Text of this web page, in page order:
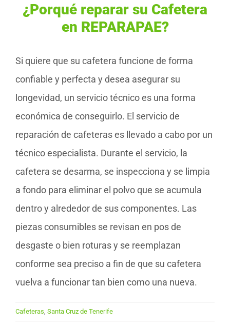
¿Porqué reparar su Cafetera
en REPARAPAE?
Si quiere que su cafetera funcione de forma
confiable y perfecta y desea asegurar su
longevidad, un servicio técnico es una forma
económica de conseguirlo. El servicio de
reparación de cafeteras es llevado a cabo por un
técnico especialista. Durante el servicio, la
cafetera se desarma, se inspecciona y se limpia
a fondo para eliminar el polvo que se acumula
dentro y alrededor de sus componentes. Las
piezas consumibles se revisan en pos de
desgaste o bien roturas y se reemplazan
conforme sea preciso a fin de que su cafetera
vuelva a funcionar tan bien como una nueva.
Cafeteras Santa Cruz de Tenerife